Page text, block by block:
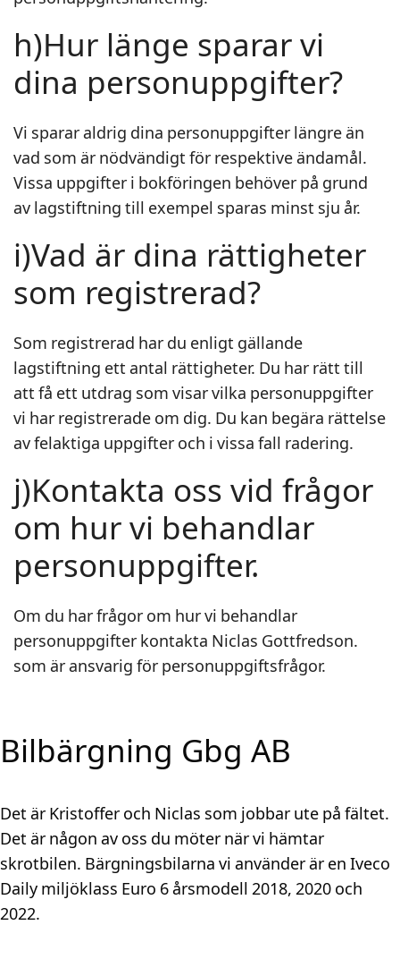
h)Hur länge sparar vi
dina personuppgifter?
Vi sparar aldrig dina personuppgifter längre än
vad som är nödvändigt för respektive ändamål.
Vissa uppgifter i bokföringen behöver på grund
av lagstiftning till exempel sparas minst sju år.
i)Vad är dina rättigheter
som registrerad?
Som registrerad har du enligt gällande
lagstiftning ett antal rättigheter. Du har rätt till
att få ett utdrag som visar vilka personuppgifter
vi har registrerade om dig. Du kan begära rättelse
av felaktiga uppgifter och i vissa fall radering.
j)Kontakta oss vid frågor
om hur vi behandlar
personuppgifter.
Om du har frågor om hur vi behandlar
personuppgifter kontakta Niclas Gottfredson.
som är ansvarig för personuppgiftsfrågor.
Bilbärgning Gbg AB
Det är Kristoffer och Niclas som jobbar ute på fältet.
Det är någon av oss du möter när vi hämtar
skrotbilen. Bärgningsbilarna vi använder är en Iveco
Daily miljöklass Euro 6 årsmodell 2018, 2020 och
2022.